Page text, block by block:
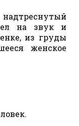
на звук и
из груды
женское